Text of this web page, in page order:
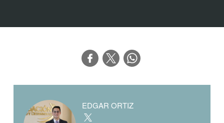
EDGAR ORTIZ